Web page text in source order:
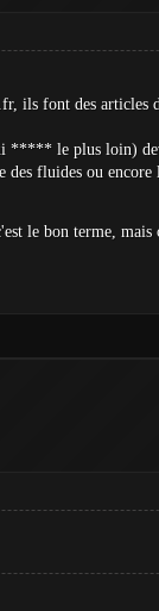
font des articles
le plus loin)
fluides ou
le bon terme,